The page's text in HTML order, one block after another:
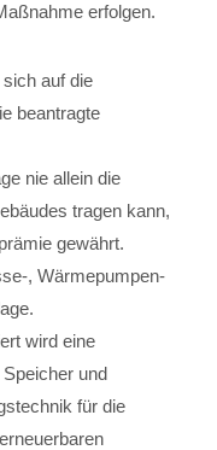
erfolgen.
auf die
beantragte
nie allein die
tragen kann,
gewährt.
, Wärmepumpen-
wird eine
und
für die